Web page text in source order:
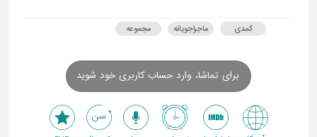
کمدی ماجراجویانه مجموعه
برای تماشا، وارد حساب کاربری خود شوید